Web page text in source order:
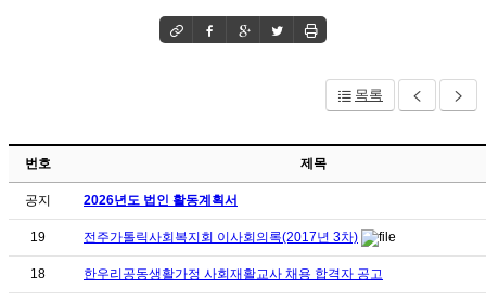
목록
번호 제목
공지 2026년도 법인 활동계획서
19 전주가톨릭사회복지회 이사회의록(2017년 3차)
18 한우리공동생활가정 사회재활교사 채용 합격자 공고